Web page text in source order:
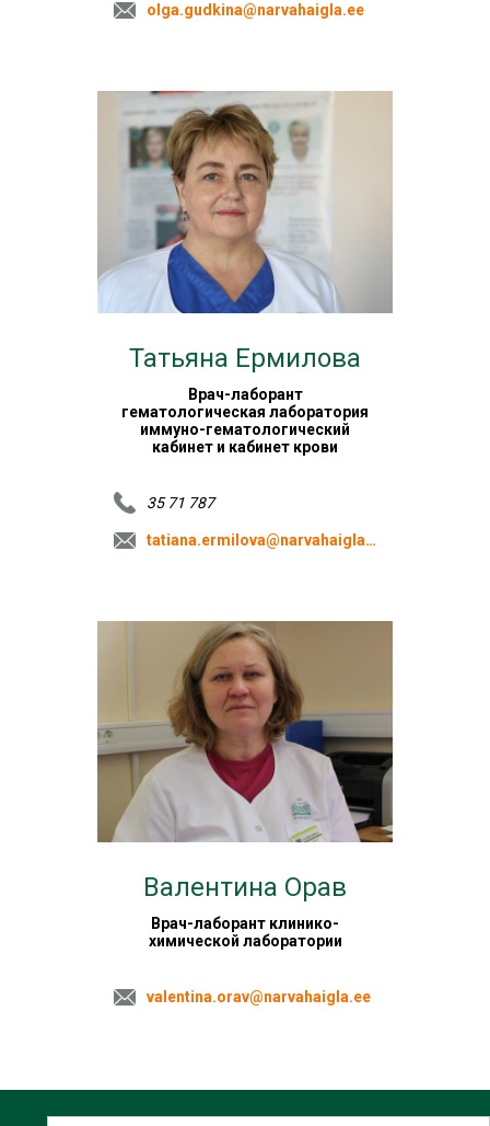
olga.gudkina@narvahaigla.ee
Татьяна Ермилова
Врач-лаборант
гематологическая лаборатория
иммуно-гематологический
кабинет и кабинет крови
35 71 787
tatiana.ermilova@narvahaigla.ee
Валентина Орав
Врач-лаборант клинико-
химической лаборатории
valentina.orav@narvahaigla.ee